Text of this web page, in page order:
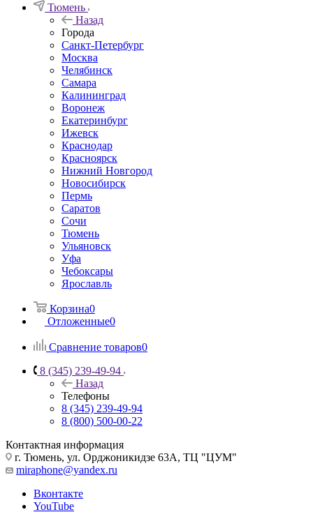
Тюмень
Назад
Города
Санкт-Петербург
Москва
Челябинск
Самара
Калининград
Воронеж
Екатеринбург
Ижевск
Краснодар
Красноярск
Нижний Новгород
Новосибирск
Пермь
Саратов
Сочи
Тюмень
Ульяновск
Уфа
Чебоксары
Ярославль
Корзина0
Отложенные0
Сравнение товаров0
8 (345) 239-49-94
Назад
Телефоны
8 (345) 239-49-94
8 (800) 500-00-22
Контактная информация
г. Тюмень, ул. Орджоникидзе 63А, ТЦ "ЦУМ"
miraphone@yandex.ru
Вконтакте
YouTube